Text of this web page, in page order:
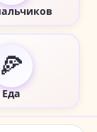
🍕
Еда